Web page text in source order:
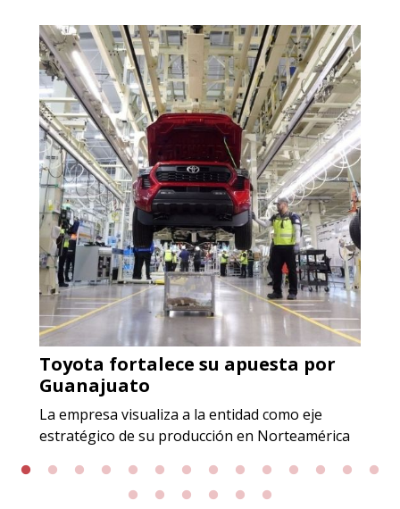
Requiere:
ALAMBRE DE INCONEL
Especificaciones:
Requisitos: Garantizar composición
química y origen adecuados
(especialmente para grafito) y
contar con sistemas de calidad y
gestión ambiental.
Aplicar al Requerimiento
Empresa en Jalisco
Requiere:
ACERO INOXIDABLE
Especificaciones:
Incluyendo grado 304. Requisitos:
Toyota fortalece su apuesta por
Guanajuato
La empresa visualiza a la entidad como eje
estratégico de su producción en Norteamérica